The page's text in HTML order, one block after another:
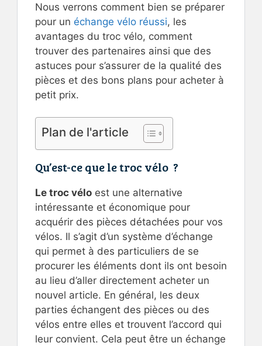
Nous verrons comment bien se préparer
pour un échange vélo réussi, les
avantages du troc vélo, comment
trouver des partenaires ainsi que des
astuces pour s’assurer de la qualité des
pièces et des bons plans pour acheter à
petit prix.
Plan de l'article
Qu’est-ce que le troc vélo ?
Le troc vélo est une alternative
intéressante et économique pour
acquérir des pièces détachées pour vos
vélos. Il s’agit d’un système d’échange
qui permet à des particuliers de se
procurer les éléments dont ils ont besoin
au lieu d’aller directement acheter un
nouvel article. En général, les deux
parties échangent des pièces ou des
vélos entre elles et trouvent l’accord qui
leur convient. Cela peut être un échange